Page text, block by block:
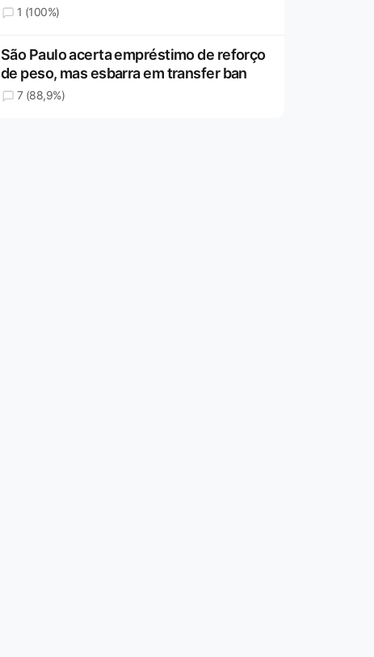
1 (100%)
São Paulo acerta empréstimo de reforço
de peso, mas esbarra em transfer ban
7 (88,9%)